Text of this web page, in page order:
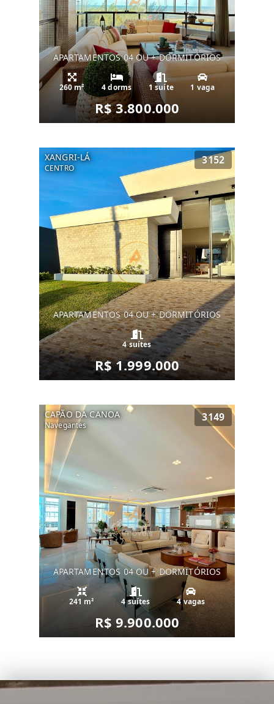
APARTAMENTOS 04 OU + DORMITÓRIOS
260 m² 4 dorms 1 suíte 1 vaga
R$ 3.800.000
XANGRI-LÁ
CENTRO
3152
APARTAMENTOS 04 OU + DORMITÓRIOS
4 suítes
R$ 1.999.000
CAPÃO DA CANOA
Navegantes
3149
APARTAMENTOS 04 OU + DORMITÓRIOS
241 m² 4 suítes 4 vagas
R$ 9.900.000